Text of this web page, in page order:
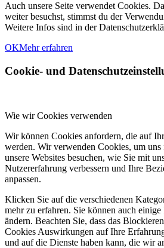
Auch unsere Seite verwendet Cookies.
weiter besuchst, stimmst du der
Weitere Infos sind in der
OKMehr erfahren
Cookie- und
Wie wir Cookies verwenden
Wir können Cookies anfordern, die auf
werden. Wir verwenden Cookies, um
unsere Websites besuchen, wie Sie mit
Nutzererfahrung verbessern und Ihre
anpassen.
Klicken Sie auf die verschiedenen
mehr zu erfahren. Sie können auch
ändern. Beachten Sie, dass das
Cookies Auswirkungen auf Ihre
und auf die Dienste haben kann, die wir